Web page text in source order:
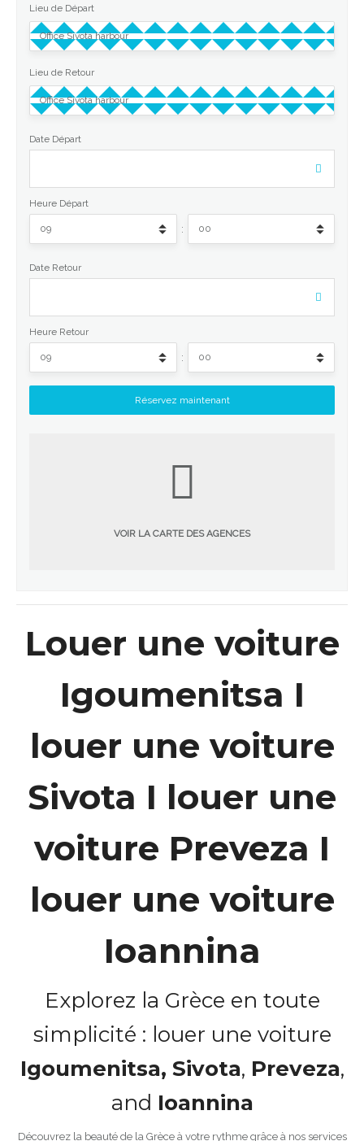
Lieu de Départ
Lieu de Retour
Date Départ
Heure Départ
:
Date Retour
Heure Retour
:
VOIR LA CARTE DES AGENCES
Louer une voiture
Igoumenitsa I
louer une voiture
Sivota I louer une
voiture Preveza I
louer une voiture
Ioannina
Explorez la Grèce en toute
simplicité : louer une voiture
Igoumenitsa, Sivota, Preveza,
and Ioannina
Découvrez la beauté de la Grèce à votre rythme grâce à nos services